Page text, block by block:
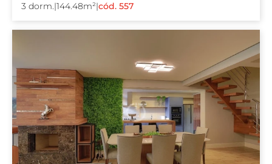
3 dorm.|144.48m²|cód. 557